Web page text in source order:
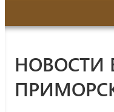
НОВОСТИ